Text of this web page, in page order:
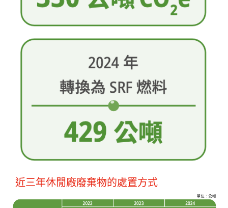
近三年休閒廠廢棄物的處置方式